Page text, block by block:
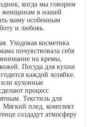
когда мы говорим
женщинам в нашей
маму особенным
и любовь.
Уходовая косметика
почувствовала себя
на кремы,
Посуда для кухни
каждой хозяйке.
или кухонные
процесс
Текстиль для
Мягкий плед, комплект
создадут атмосферу